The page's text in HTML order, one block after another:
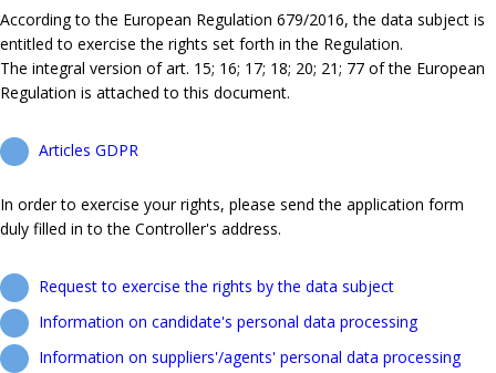
According to the European Regulation 679/2016, the data subject is
entitled to exercise the rights set forth in the Regulation.
The integral version of art. 15; 16; 17; 18; 20; 21; 77 of the European
Regulation is attached to this document.
Articles GDPR
In order to exercise your rights, please send the application form
duly filled in to the Controller's address.
Request to exercise the rights by the data subject
Information on candidate's personal data processing
Information on suppliers'/agents' personal data processing